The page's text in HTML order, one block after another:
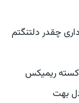
چقدر دلتنگتم
کسته ریمیکس
بهت